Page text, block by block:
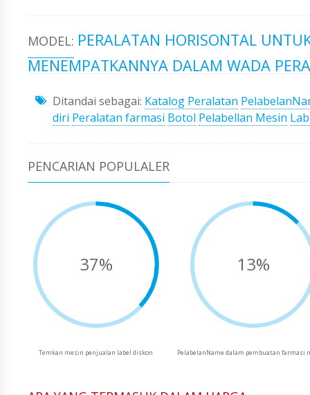
MODEL: PERALATAN HORISONTAL
MENEMPATKANNYA DALAM WADA
Ditandai sebagai: Katalog Peralatan
diri Peralatan farmasi Botol Pelabellan Mesin
PENCARIAN POPULALER
37%
Temkan mesin penjualan label diskon
13%
PelabelanName dalam pembuatan farmasi